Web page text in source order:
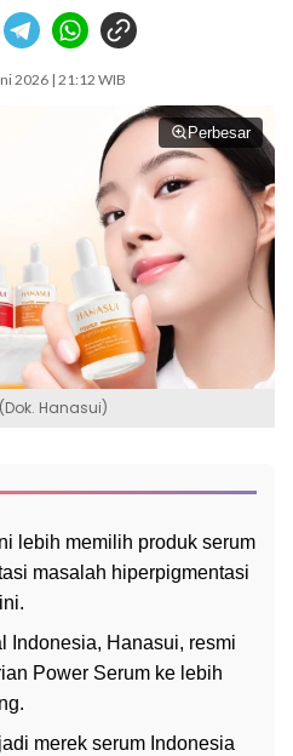
2026 | 21:12 WIB
Perbesar
Hanasui)
lebih memilih produk serum
masalah hiperpigmentasi
Indonesia, Hanasui, resmi
Power Serum ke lebih
merek serum Indonesia